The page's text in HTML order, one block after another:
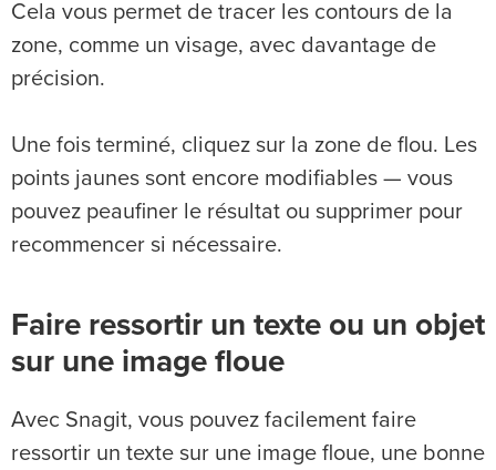
Cela vous permet de tracer les contours de la
zone, comme un visage, avec davantage de
précision.
Une fois terminé, cliquez sur la zone de flou. Les
points jaunes sont encore modifiables — vous
pouvez peaufiner le résultat ou supprimer pour
recommencer si nécessaire.
Faire ressortir un texte ou un objet
sur une image floue
Avec Snagit, vous pouvez facilement faire
ressortir un texte sur une image floue, une bonne